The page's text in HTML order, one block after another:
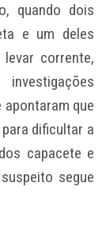
quando dois
e um deles
corrente,
que
dificultar a
capacete e
segue